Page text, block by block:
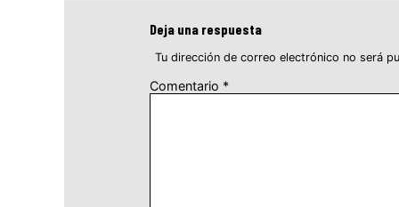
Deja una respuesta
Tu dirección de correo electrónico no será
Comentario *